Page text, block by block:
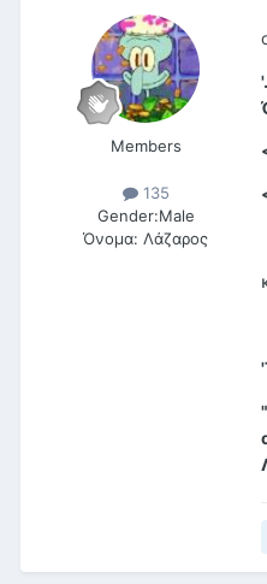
Members
135
Gender:Male
Όνομα: Λάζαρος